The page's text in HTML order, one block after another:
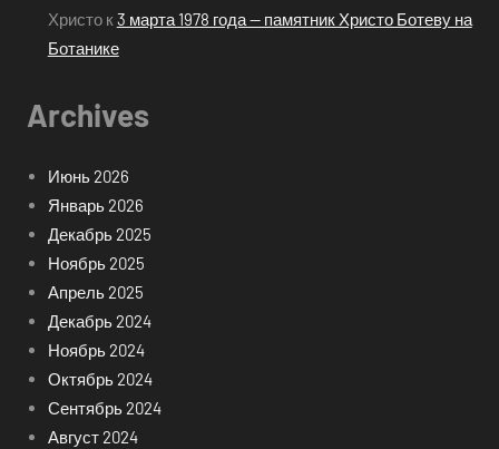
Христок 3 марта 1978 года — памятник Христо Ботеву на
Ботанике
Archives
Июнь 2026
Январь 2026
Декабрь 2025
Ноябрь 2025
Апрель 2025
Декабрь 2024
Ноябрь 2024
Октябрь 2024
Сентябрь 2024
Август 2024